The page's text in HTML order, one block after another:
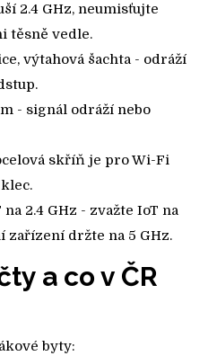
2.4 GHz, neumisťujte
těsně vedle.
výtahová šachta - odráží
- signál odráží nebo
skříň je pro Wi-Fi
2.4 GHz - zvažte IoT na
zařízení držte na 5 GHz.
a co v ČR
byty: